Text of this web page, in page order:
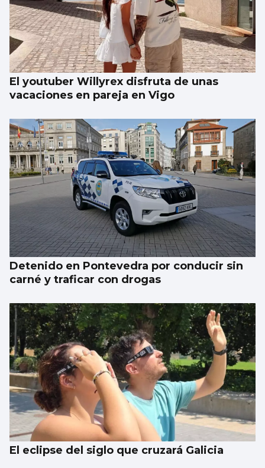
Un turista en Galicia, contagiado con
hantavirus
El youtuber Willyrex disfruta de unas
vacaciones en pareja en Vigo
Detenido en Pontevedra por conducir sin
carné y traficar con drogas
El eclipse del siglo que cruzará Galicia